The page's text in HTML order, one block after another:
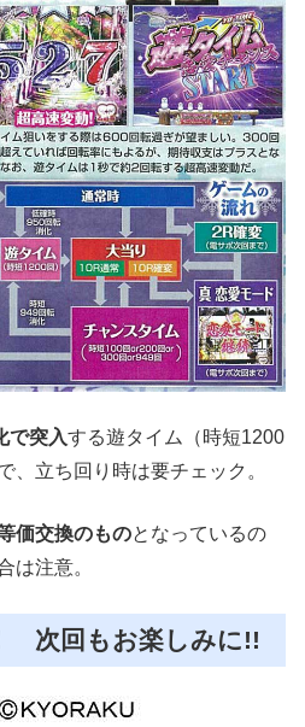
で突入する遊タイム（時短1200
、立ち回り時は要チェック。
価交換のものとなっているの
は注意。
次回もお楽しみに!!